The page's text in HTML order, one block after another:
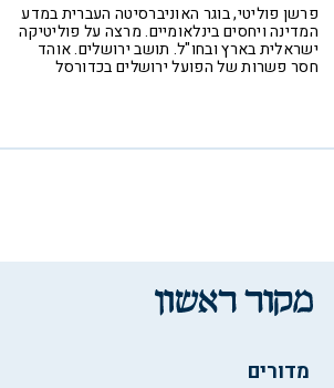
פרשן פוליטי, בוגר האוניברסיטה העברית במדע
המדינה ויחסים בינלאומיים. מרצה על פוליטיקה
ישראלית בארץ ובחו"ל. תושב ירושלים. אוהד
חסר פשרות של הפועל ירושלים בכדורסל
מדורים